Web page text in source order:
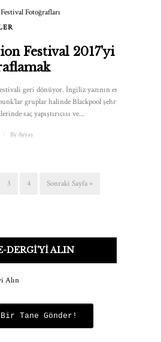
Festival 2017'yi
geri dönüyor. İngiliz yazının en yoğun
gruplar halinde Blackpool şehrine akın
saç yapıştırıcısı ve...
ByAyyaş
3 4 Sonraki Sayfa »
DERGI'YI ALIN
Bir Tane Gönder!